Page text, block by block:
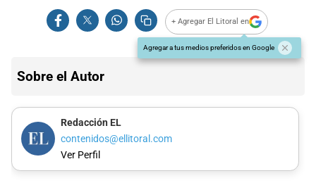
+ Agregar El Litoral en
Agregar a tus medios preferidos en Google
Sobre el Autor
Redacción EL
contenidos@ellitoral.com
Ver Perfil